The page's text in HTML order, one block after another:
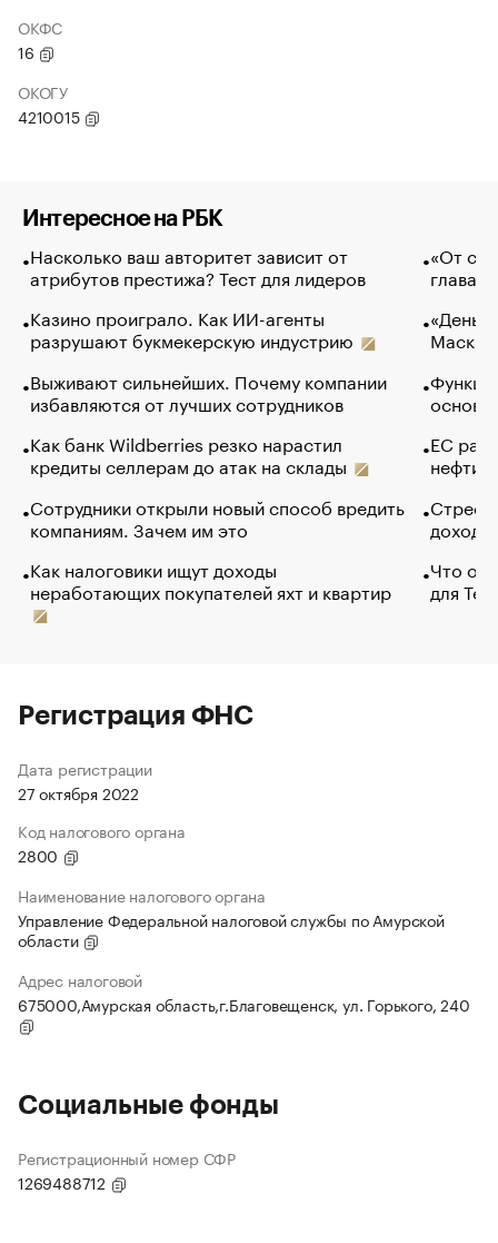
ОКФС
16
ОКОГУ
4210015
Интересное на РБК
Насколько ваш авторитет зависит от
атрибутов престижа? Тест для лидеров
Казино проиграло. Как ИИ-агенты
разрушают букмекерскую индустрию
Выживают сильнейших. Почему компании
избавляются от лучших сотрудников
Как банк Wildberries резко нарастил
кредиты селлерам до атак на склады
Сотрудники открыли новый способ вредить
компаниям. Зачем им это
Как налоговики ищут доходы
неработающих покупателей яхт и квартир
«От
глава
Маск в
основ
ЕС
нефти
Что
для
Регистрация ФНС
Дата регистрации
27 октября 2022
Код налогового органа
2800
Наименование налогового органа
Управление Федеральной налоговой службы по Амурской
области
Адрес налоговой
675000,Амурская область,г.Благовещенск, ул. Горького, 240
Социальные фонды
Регистрационный номер СФР
1269488712